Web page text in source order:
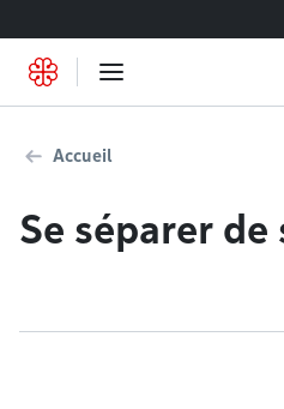
Accueil
Se séparer